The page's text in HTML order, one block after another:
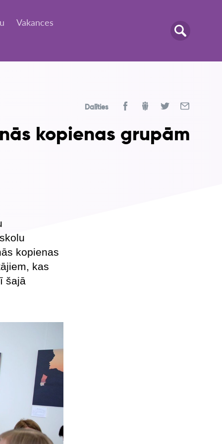
Vakances
Dalīties
kopienas grupām
kopienas
kas
šajā